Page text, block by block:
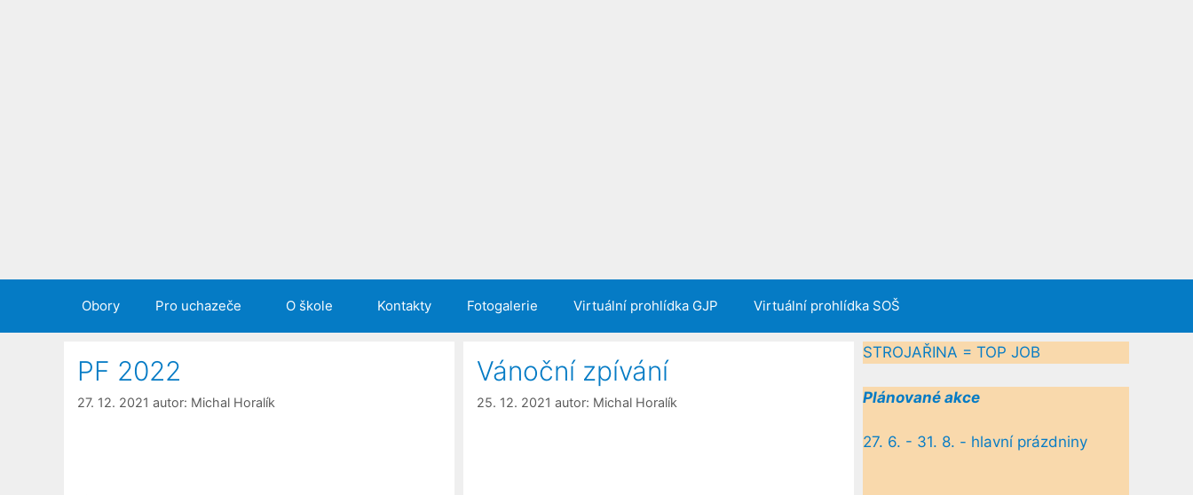
Obory Pro uchazeče O škole Kontakty Fotogalerie Virtuální prohlídka GJP Virtuální prohlídka SOŠ
PF 2022
27. 12. 2021 autor: Michal Horalík
Vánoční zpívání
25. 12. 2021 autor: Michal Horalík
STROJAŘINA = TOP JOB
Plánované akce
27. 6. - 31. 8. - hlavní prázdniny